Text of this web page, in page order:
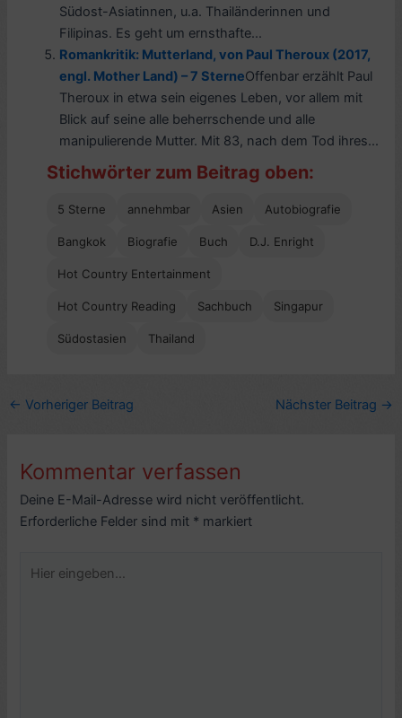
Südost-Asiatinnen, u.a. Thailänderinnen und
Filipinas. Es geht um ernsthafte...
Romankritik: Mutterland, von Paul Theroux (2017,
engl. Mother Land) – 7 SterneOffenbar erzählt Paul
Theroux in etwa sein eigenes Leben, vor allem mit
Blick auf seine alle beherrschende und alle
manipulierende Mutter. Mit 83, nach dem Tod ihres...
Stichwörter zum Beitrag oben:
5 Sterne annehmbar Asien Autobiografie
Bangkok Biografie Buch D.J. Enright
Hot Country Entertainment
Hot Country Reading Sachbuch Singapur
Südostasien Thailand
← Vorheriger Beitrag Nächster Beitrag →
Kommentar verfassen
Deine E-Mail-Adresse wird nicht veröffentlicht.
Erforderliche Felder sind mit * markiert
eingeben…